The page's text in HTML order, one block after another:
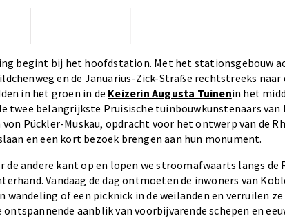
begint bij het hoofdstation. Met het stationsgebouw
en de Januarius-Zick-Straße rechtstreeks naar
in het groen in de Keizerin Augusta Tuinenin het
twee belangrijkste Pruisische tuinbouwkunstenaars
Pückler-Muskau, opdracht voor het ontwerp van de
en een kort bezoek brengen aan hun monument.
de andere kant op en lopen we stroomafwaarts langs
Vandaag de dag ontmoeten de inwoners van
wandeling of een picknick in de weilanden en verruilen
aanblik van voorbijvarende schepen en